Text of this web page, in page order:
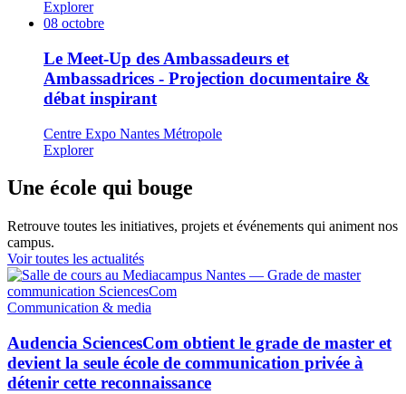
Explorer
08 octobre
Le Meet-Up des Ambassadeurs et
Ambassadrices - Projection documentaire &
débat inspirant
Centre Expo Nantes Métropole
Explorer
Une école qui bouge
Retrouve toutes les initiatives, projets et événements qui animent nos
campus.
Voir toutes les actualités
Communication & media
Audencia SciencesCom obtient le grade de master et
devient la seule école de communication privée à
détenir cette reconnaissance